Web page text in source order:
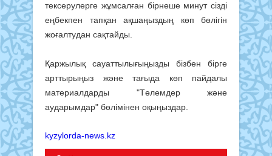
тексерулерге жұмсалған бірнеше минут сізді
еңбекпен тапқан ақшаңыздың көп бөлігін
жоғалтудан сақтайды.
Қаржылық сауаттылығыңызды бізбен бірге
арттырыңыз және тағыда көп пайдалы
материалдарды "Төлемдер және
аударымдар" бөлімінен оқыңыздар.
kyzylorda-news.kz